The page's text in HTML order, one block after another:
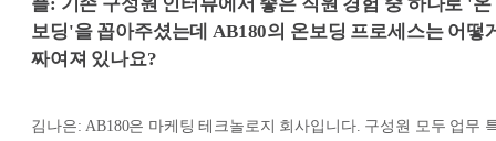
보딩'을 꼽아주셨는데 AB180의 온보딩 프로세스는 어떻
짜여져 있나요?
김나은: AB180은 마케팅 테크놀로지 회사입니다. 구성원 모두 업무